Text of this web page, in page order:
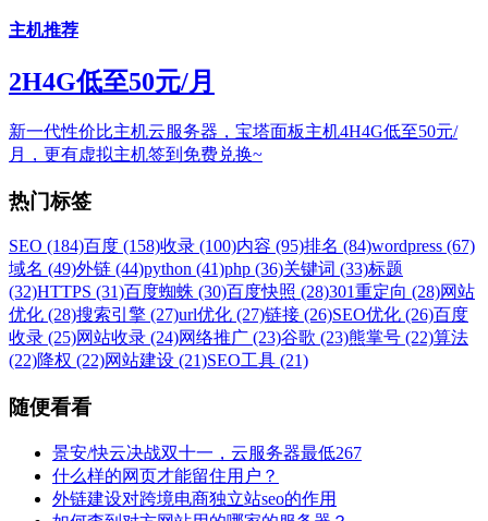
主机推荐
2H4G低至50元/月
新一代性价比主机云服务器，宝塔面板主机4H4G低至50元/
月，更有虚拟主机签到免费兑换~
热门标签
SEO (184)百度 (158)收录 (100)内容 (95)排名 (84)wordpress (67)
域名 (49)外链 (44)python (41)php (36)关键词 (33)标题
(32)HTTPS (31)百度蜘蛛 (30)百度快照 (28)301重定向 (28)网站
优化 (28)搜索引擎 (27)url优化 (27)链接 (26)SEO优化 (26)百度
收录 (25)网站收录 (24)网络推广 (23)谷歌 (23)熊掌号 (22)算法
(22)降权 (22)网站建设 (21)SEO工具 (21)
随便看看
景安/快云决战双十一，云服务器最低267
什么样的网页才能留住用户？
外链建设对跨境电商独立站seo的作用